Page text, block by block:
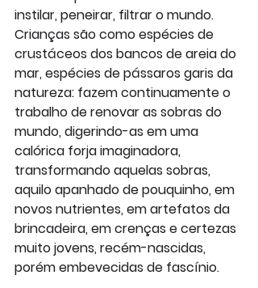
instilar, peneirar, filtrar o mundo.
Crianças são como espécies de
crustáceos dos bancos de areia do
mar, espécies de pássaros garis da
natureza: fazem continuamente o
trabalho de renovar as sobras do
mundo, digerindo-as em uma
calórica forja imaginadora,
transformando aquelas sobras,
aquilo apanhado de pouquinho, em
novos nutrientes, em artefatos da
brincadeira, em crenças e certezas
muito jovens, recém-nascidas,
porém embevecidas de fascínio.